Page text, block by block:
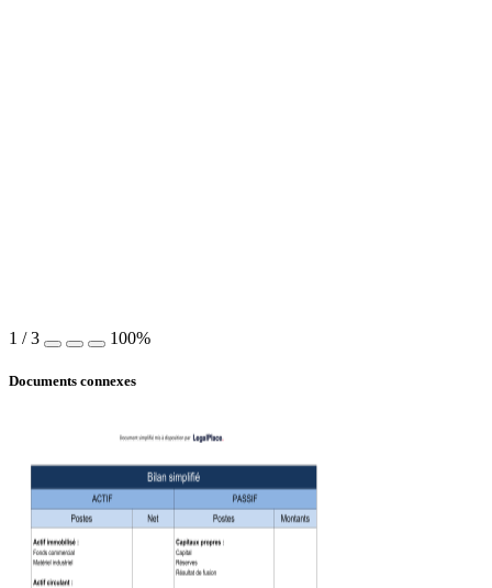
1 /3 100%
Documents connexes